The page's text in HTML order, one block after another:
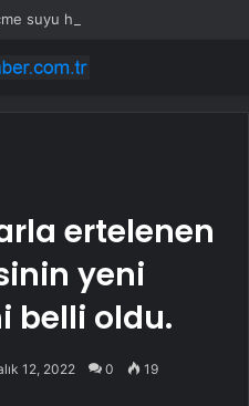
suyu hatları yenileniyor
ertelenen
yeni
belli oldu.
12, 2022 0 19